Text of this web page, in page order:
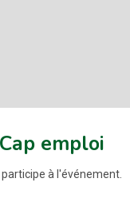
emploi
à l'événement.